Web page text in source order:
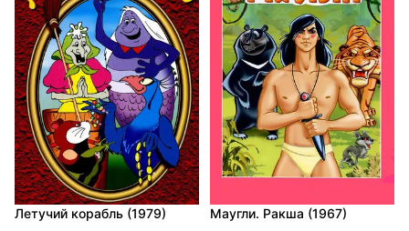
Летучий корабль (1979) Маугли. Ракша (1967)